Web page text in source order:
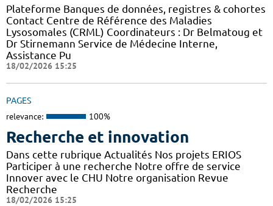
Plateforme Banques de données, registres & cohortes
Contact Centre de Référence des Maladies
Lysosomales (CRML) Coordinateurs : Dr Belmatoug et
Dr Stirnemann Service de Médecine Interne,
Assistance Pu
18/02/2026 15:25
PAGES
relevance: 100%
Recherche et innovation
Dans cette rubrique Actualités Nos projets ERIOS
Participer à une recherche Notre offre de service
Innover avec le CHU Notre organisation Revue
Recherche
18/02/2026 15:25